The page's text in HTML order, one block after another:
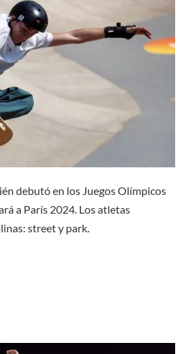
debutó en los Juegos Olímpicos
a París 2024. Los atletas
street y park.